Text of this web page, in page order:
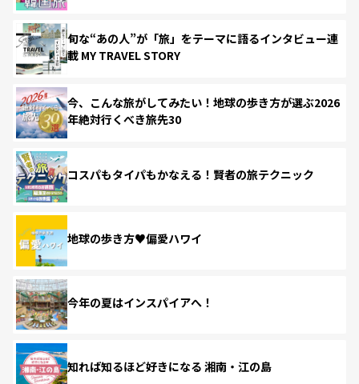
旬な“あの人”が「旅」をテーマに語るインタビュー連
載 MY TRAVEL STORY
今、こんな旅がしてみたい！地球の歩き方が選ぶ2026
年絶対行くべき旅先30
コスパもタイパもかなえる！賢者の旅テクニック
地球の歩き方♥偏愛ハワイ
今年の夏はインスパイアへ！
知れば知るほど好きになる 湘南・江の島